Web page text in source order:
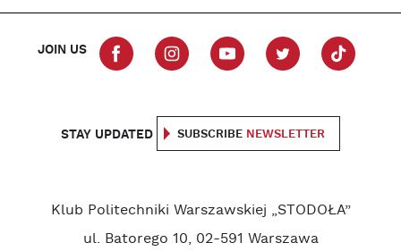
JOIN US
STAY UPDATED SUBSCRIBE NEWSLETTER
Klub Politechniki Warszawskiej „STODOŁA”
ul. Batorego 10, 02-591 Warszawa